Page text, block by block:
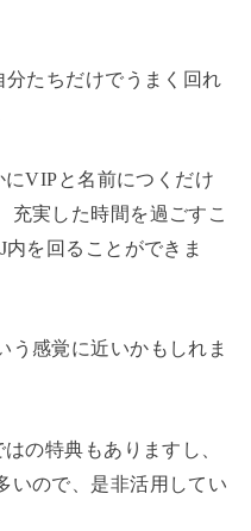
たちだけでうまく回れ
VIPと名前につくだけ
充実した時間を過ごすこ
を回ることができま
う感覚に近いかもしれま
の特典もありますし、
いので、是非活用してい